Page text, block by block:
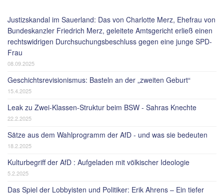
Justizskandal im Sauerland: Das von Charlotte Merz, Ehefrau von
Bundeskanzler Friedrich Merz, geleitete Amtsgericht erließ einen
rechtswidrigen Durchsuchungsbeschluss gegen eine junge SPD-
Frau
08.09.2025
Geschichtsrevisionismus: Basteln an der „zweiten Geburt“
15.4.2025
Leak zu Zwei-Klassen-Struktur beim BSW - Sahras Knechte
22.2.2025
Sätze aus dem Wahlprogramm der AfD - und was sie bedeuten
18.2.2025
Kulturbegriff der AfD : Aufgeladen mit völkischer Ideologie
5.2.2025
Das Spiel der Lobbyisten und Politiker: Erik Ahrens – Ein tiefer